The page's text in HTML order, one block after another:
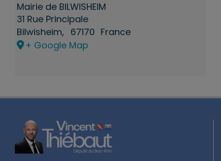
Mairie de BILWISHEIM
31 Rue Principale
Bilwisheim, 67170 France
+ Google Map